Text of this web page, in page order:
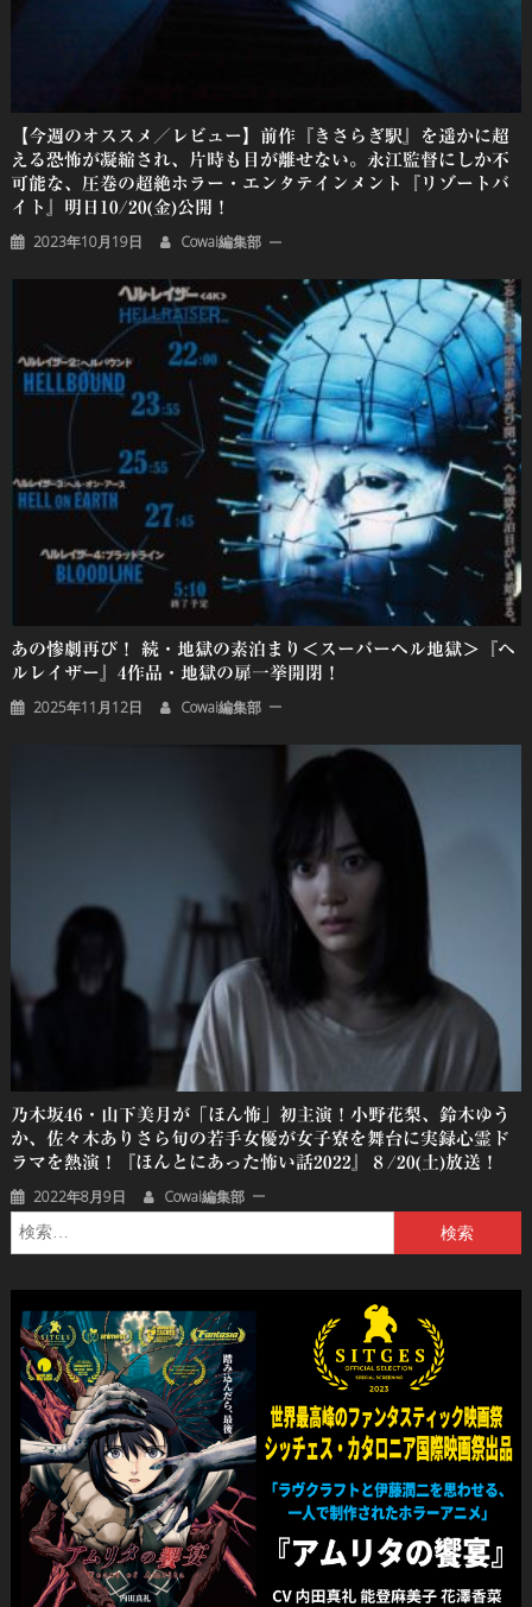
【今週のオススメ／レビュー】前作『きさらぎ駅』を遥かに超
える恐怖が凝縮され、片時も目が離せない。永江監督にしか不
可能な、圧巻の超絶ホラー・エンタテインメント『リゾートバ
イト』明日10/20(金)公開！
2023年10月19日 Cowai編集部
あの惨劇再び！ 続・地獄の素泊まり＜スーパーヘル地獄＞『ヘ
ルレイザー』4作品・地獄の扉一挙開閉！
2025年11月12日 Cowai編集部
乃木坂46・山下美月が「ほん怖」初主演！小野花梨、鈴木ゆう
か、佐々木ありさら旬の若手女優が女子寮を舞台に実録心霊ド
ラマを熱演！『ほんとにあった怖い話2022』８/20(土)放送！
2022年8月9日 Cowai編集部
索: